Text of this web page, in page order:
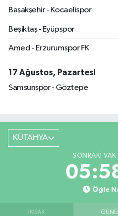
Başakşehir - Kocaelispor
Beşiktaş - Eyüpspor
Amed - Erzurumspor FK
17 Ağustos, Pazartesi
Samsunspor - Göztepe
KÜTAHYA
SONRAKI
Öğle
İMSAK